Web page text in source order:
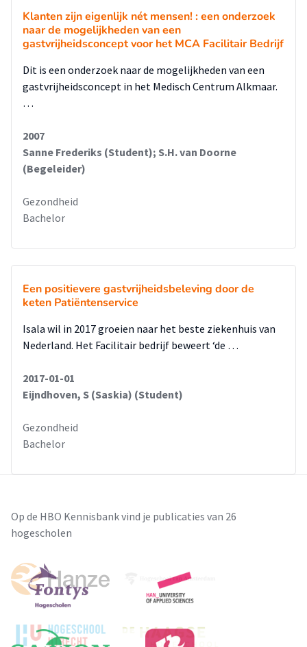
Klanten zijn eigenlijk nét mensen! : een onderzoek
naar de mogelijkheden van een
gastvrijheidsconcept voor het MCA Facilitair Bedrijf
Dit is een onderzoek naar de mogelijkheden van een
gastvrijheidsconcept in het Medisch Centrum Alkmaar.
…
2007
Sanne Frederiks (Student); S.H. van Doorne
(Begeleider)
Gezondheid
Bachelor
Een positievere gastvrijheidsbeleving door de
keten Patiëntenservice
Isala wil in 2017 groeien naar het beste ziekenhuis van
Nederland. Het Facilitair bedrijf beweert ‘de …
2017-01-01
Eijndhoven, S (Saskia) (Student)
Gezondheid
Bachelor
Op de HBO Kennisbank vind je publicaties van 26
hogescholen